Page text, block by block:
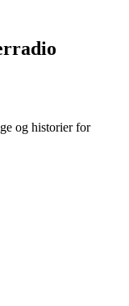
og historier for